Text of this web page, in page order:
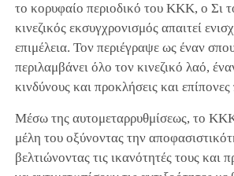
το κορυφαίο περιοδικό του ΚΚΚ, ο Σι
κινεζικός εκσυγχρονισμός απαιτεί
επιμέλεια. Τον περιέγραψε ως έναν
περιλαμβάνει όλο τον κινεζικό λαό,
κινδύνους και προκλήσεις και
Μέσω της αυτομεταρρυθμίσεως, το
μέλη του οξύνοντας την
βελτιώνοντας τις ικανότητές τους και